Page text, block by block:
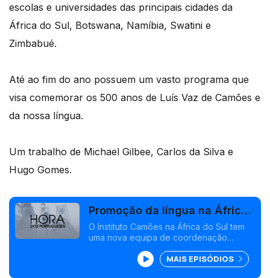
escolas e universidades das principais cidades da
África do Sul, Botswana, Namíbia, Swatini e
Zimbabué.
Até ao fim do ano possuem um vasto programa que
visa comemorar os 500 anos de Luís Vaz de Camões e
da nossa língua.
Um trabalho de Michael Gilbee, Carlos da Silva e
Hugo Gomes.
Promoção da língua na África
do Sul
O Instituto Camões na África do Sul tem
uma nova equipa de coordenação
eventos culturais com o objetivo de
promover a língua portuguesa.
MAIS EPISÓDIOS